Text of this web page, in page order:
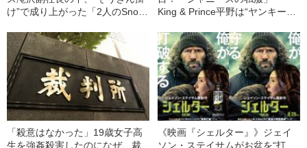
け”で成り上がった「2人のSnow
King & Prince平野は“ヤンキーフ
は“全身ハイブランド”、
SixTONES京本は……
「殺意はなかった」19歳女子高
生を強姦殺害したのになぜ…裁
《映画『シェルター』》ジェイ
ソン・ステイサムがお盆を“打